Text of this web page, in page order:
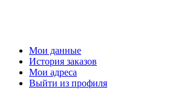
Мои данные
История заказов
Мои адреса
Выйти из профиля